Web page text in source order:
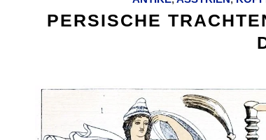
PERSISCHE